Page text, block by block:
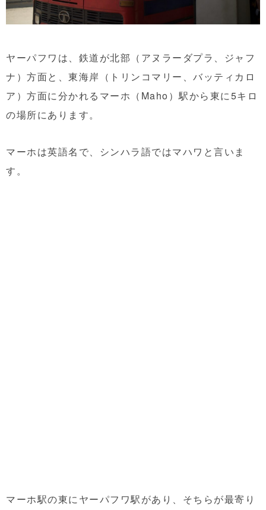
ヤーパフワは、鉄道が北部（アヌラーダプラ、ジャフ
ナ）方面と、東海岸（トリンコマリー、バッティカロ
ア）方面に分かれるマーホ（Maho）駅から東に5キロ
の場所にあります。
マーホは英語名で、シンハラ語ではマハワと言いま
す。
マーホ駅の東にヤーパフワ駅があり、そちらが最寄り